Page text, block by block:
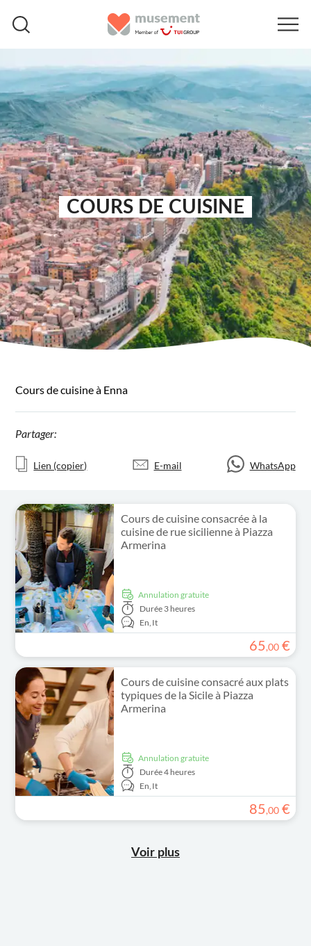
COURS DE CUISINE
Cours de cuisine à Enna
Partager:
Lien (copier) E-mail WhatsApp
Cours de cuisine consacrée à la
cuisine de rue sicilienne à Piazza
Armerina
Annulation gratuite
Durée 3 heures
En, It
65,00 €
Cours de cuisine consacré aux plats
typiques de la Sicile à Piazza
Armerina
Annulation gratuite
Durée4 heures
En, It
85,00 €
Voir plus